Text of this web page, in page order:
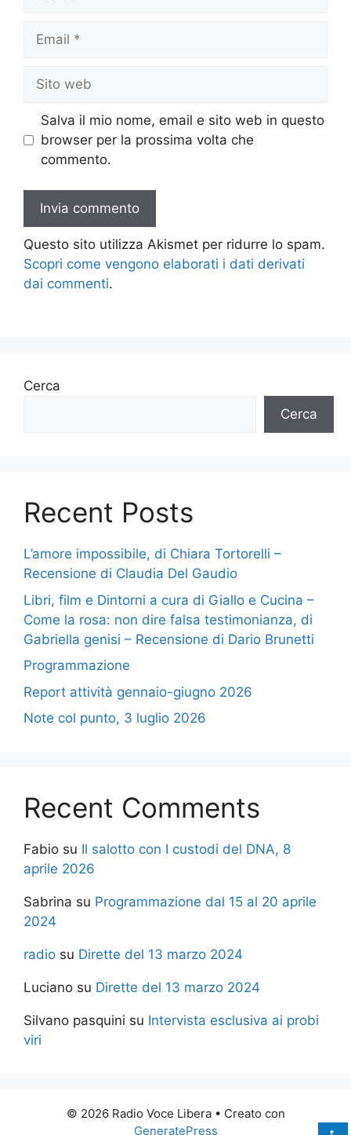
Email
Sito
web
Salva il mio nome, email e sito web in questo
browser per la prossima volta che
commento.
Questo sito utilizza Akismet per ridurre lo spam.
Scopri come vengono elaborati i dati derivati
dai commenti.
Cerca
Cerca
Recent Posts
L’amore impossibile, di Chiara Tortorelli –
Recensione di Claudia Del Gaudio
Libri, film e Dintorni a cura di Giallo e Cucina –
Come la rosa: non dire falsa testimonianza, di
Gabriella genisi – Recensione di Dario Brunetti
Programmazione
Report attività gennaio-giugno 2026
Note col punto, 3 luglio 2026
Recent Comments
Fabio su Il salotto con I custodi del DNA, 8
aprile 2026
Sabrina su Programmazione dal 15 al 20 aprile
2024
radio su Dirette del 13 marzo 2024
Luciano su Dirette del 13 marzo 2024
Silvano pasquini su Intervista esclusiva ai probi
viri
© 2026 Radio Voce Libera• Creato con
GeneratePress